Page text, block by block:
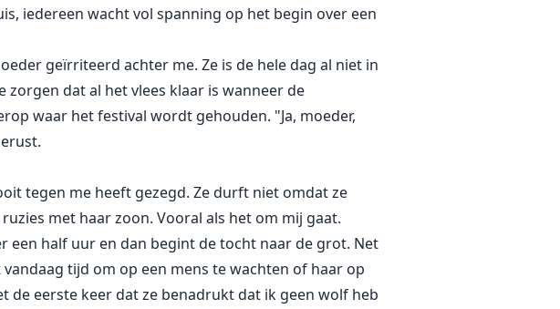
iedereen wacht vol spanning op het begin over een
geïrriteerd achter me. Ze is de hele dag al niet in
dat al het vlees klaar is wanneer de
waar het festival wordt gehouden. "Ja, moeder,
tegen me heeft gezegd. Ze durft niet omdat ze
met haar zoon. Vooral als het om mij gaat.
een half uur en dan begint de tocht naar de grot. Net
tijd om op een mens te wachten of haar op
de eerste keer dat ze benadrukt dat ik geen wolf heb